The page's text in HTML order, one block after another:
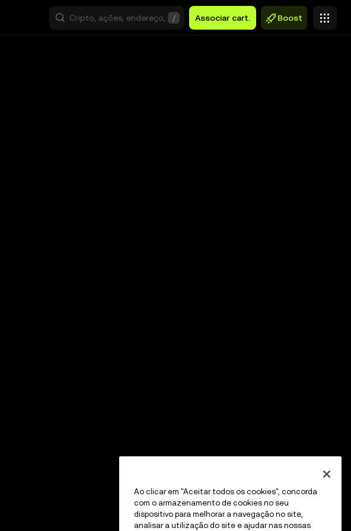
/ Associar cart. Boost
Ao clicar em "Aceitar todos os cookies", concorda
com o armazenamento de cookies no seu
dispositivo para melhorar a navegação no site,
analisar a utilização do site e ajudar nas nossas